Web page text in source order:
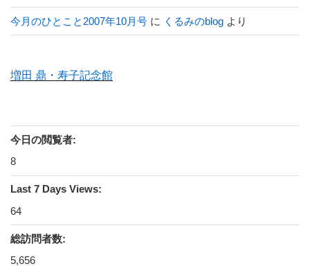
今月のひとこと2007年10月号 に くるみのblog より
増田 鼎・寿子記念館
今日の閲覧者:
8
Last 7 Days Views:
64
総訪問者数:
5,656